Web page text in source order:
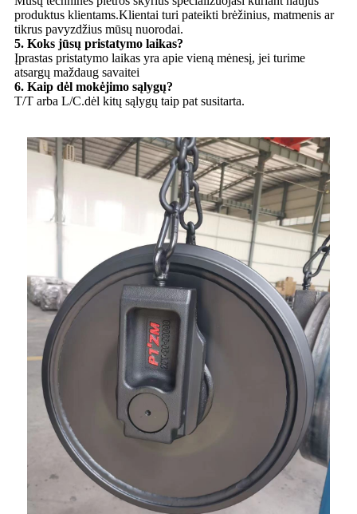
produktus klientams.Klientai turi pateikti brėžinius, matmenis ar
tikrus pavyzdžius mūsų nuorodai.
5. Koks jūsų pristatymo laikas?
Įprastas pristatymo laikas yra apie vieną mėnesį, jei turime
atsargų maždaug savaitei
6. Kaip dėl mokėjimo sąlygų?
T/T arba L/C.dėl kitų sąlygų taip pat susitarta.